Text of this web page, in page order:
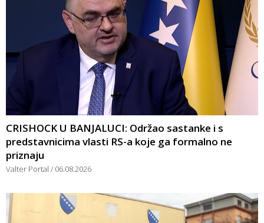
CRISHOCK U BANJALUCI: Održao sastanke i s
predstavnicima vlasti RS-a koje ga formalno ne
priznaju
Valter Portal 06.08.2026